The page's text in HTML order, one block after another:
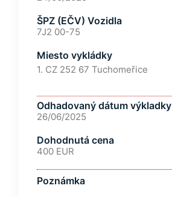
ŠPZ (EČV) Vozidla
7J2 00-75
Miesto vykládky
1. CZ 252 67 Tuchomeřice
Odhadovaný dátum výkladky
26/06/2025
Dohodnutá cena
400 EUR
Poznámka